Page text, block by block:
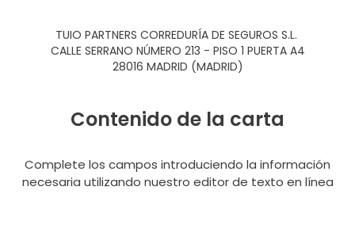
TUIO PARTNERS CORREDURÍA DE SEGUROS S.L.
CALLE SERRANO NÚMERO 213 - PISO 1 PUERTA A4
28016 MADRID (MADRID)
Contenido de la carta
Complete los campos introduciendo la información
necesaria utilizando nuestro editor de texto en línea